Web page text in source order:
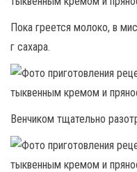
Пока греется молоко, в
г сахара.
Венчиком тщательно